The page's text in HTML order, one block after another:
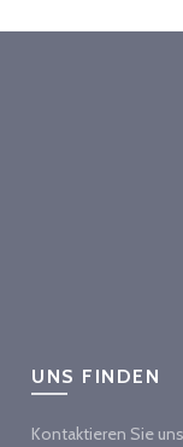
UNS FINDEN
Kontaktieren Sie uns